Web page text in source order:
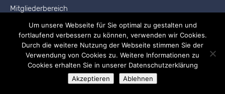
Mitgliederbereich
Copyright © 2026 AGV329 Alle Rechte vorbehalten.
Um unsere Webseite für Sie optimal zu gestalten und
fortlaufend verbessern zu können, verwenden wir Cookies.
Durch die weitere Nutzung der Webseite stimmen Sie der
Verwendung von Cookies zu. Weitere Informationen zu
Cookies erhalten Sie in unserer Datenschutzerklärung
Akzeptieren
Ablehnen